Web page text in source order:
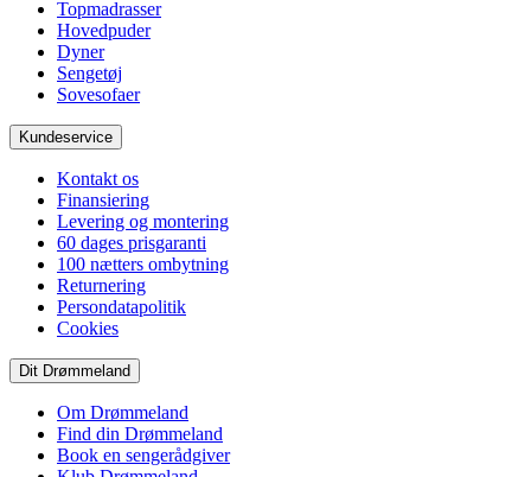
Topmadrasser
Hovedpuder
Dyner
Sengetøj
Sovesofaer
Kundeservice
Kontakt os
Finansiering
Levering og montering
60 dages prisgaranti
100 nætters ombytning
Returnering
Persondatapolitik
Cookies
Dit Drømmeland
Om Drømmeland
Find din Drømmeland
Book en sengerådgiver